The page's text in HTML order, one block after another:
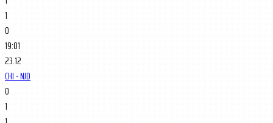
1
0
19:01
23.12
CHI - NJD
0
1